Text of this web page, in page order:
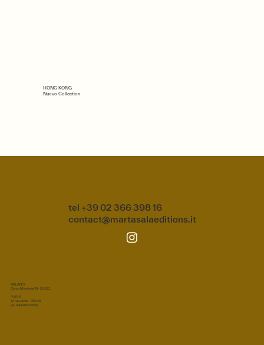
HONG KONG
Nuovo Collection
tel +39 02 366 398 16
contact@martasalaeditions.it
MILANO
Corso Monforte 15 - 20122
PARIS
12 rue Jacob - 75006
(su appuntamento)